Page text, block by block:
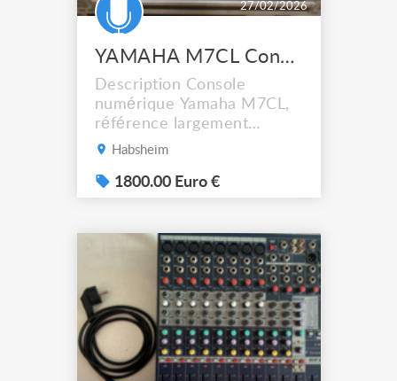
27/02/2026
YAMAHA M7CL Console Son
Description Console
numérique Yamaha M7CL,
référence largement
utilisée en prestation live et
son ergonomie tactile et sa
stabilité. Adaptée aux
intérieur / extérieur, idéale
pour concerts, spectacles,
événements corporate et
installations tempor...
Habsheim
1800.00 Euro €